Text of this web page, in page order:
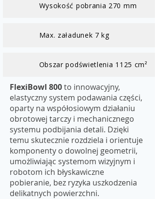
Wysokość pobrania 270 mm
Max. załadunek 7 kg
Obszar podświetlenia 1125 cm²
FlexiBowl 800to innowacyjny,
elastyczny system podawania części,
oparty na współosiowym działaniu
obrotowej tarczy i mechanicznego
systemu podbijania detali. Dzięki
temu skutecznie rozdziela i orientuje
komponenty o dowolnej geometrii,
umożliwiając systemom wizyjnym i
robotom ich błyskawiczne
pobieranie, bez ryzyka uszkodzenia
delikatnych powierzchni.